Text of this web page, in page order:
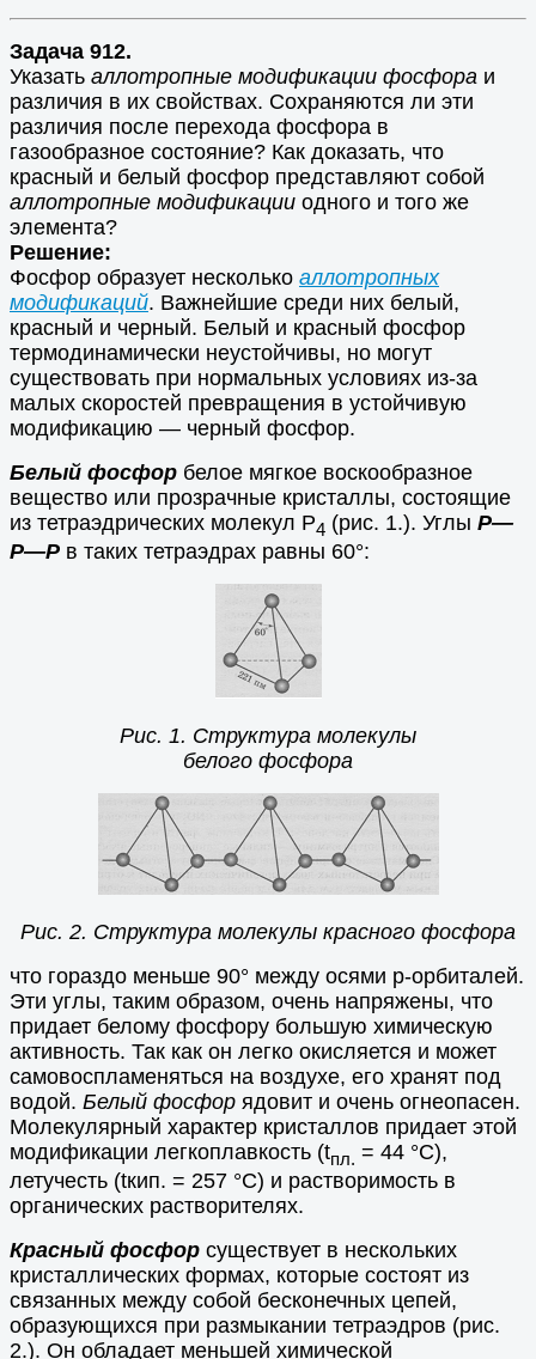
Задача 912.
Указать аллотропные модификации фосфора и
различия в их свойствах. Сохраняются ли эти
различия после перехода фосфора в
газообразное состояние? Как доказать, что
красный и белый фосфор представляют собой
аллотропные модификации одного и того же
элемента?
Решение:
Фосфор образует несколько аллотропных
модификаций. Важнейшие среди них белый,
красный и черный. Белый и красный фосфор
термодинамически неустойчивы, но могут
существовать при нормальных условиях из-за
малых скоростей превращения в устойчивую
модификацию — черный фосфор.
Белый фосфор белое мягкое воскообразное
вещество или прозрачные кристаллы, состоящие
из тетраэдрических молекул Р4 (рис. 1.). Углы Р—
Р—Р в таких тетраэдрах равны 60°:
Рис. 1. Структура молекулы
белого фосфора
Рис. 2. Структура молекулы красного фосфора
что гораздо меньше 90° между осями р-орбиталей.
Эти углы, таким образом, очень напряжены, что
придает белому фосфору большую химическую
активность. Так как он легко окисляется и может
самовоспламеняться на воздухе, его хранят под
водой. Белый фосфор ядовит и очень огнеопасен.
Молекулярный характер кристаллов придает этой
модификации легкоплавкость (tпл. = 44 °С),
летучесть (tкип. = 257 °С) и растворимость в
органических растворителях.
Красный фосфор существует в нескольких
кристаллических формах, которые состоят из
связанных между собой бесконечных цепей,
образующихся при размыкании тетраэдров (рис.
2.). Он обладает меньшей химической